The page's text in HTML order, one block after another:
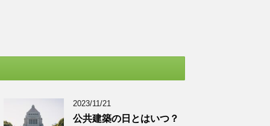
2023/11/21
公共建築の日とはいつ？